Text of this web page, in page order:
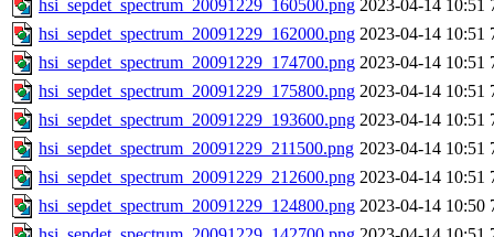
hsi_sepdet_spectrum_20091229_160500.png 2023-04-14 10:51
hsi_sepdet_spectrum_20091229_162000.png 2023-04-14 10:51
hsi_sepdet_spectrum_20091229_174700.png 2023-04-14 10:51
hsi_sepdet_spectrum_20091229_175800.png 2023-04-14 10:51
hsi_sepdet_spectrum_20091229_193600.png 2023-04-14 10:51
hsi_sepdet_spectrum_20091229_211500.png 2023-04-14 10:51
hsi_sepdet_spectrum_20091229_212600.png 2023-04-14 10:51
hsi_sepdet_spectrum_20091229_124800.png 2023-04-14 10:50